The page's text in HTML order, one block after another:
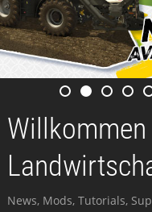
News, Mods, Tutorials,